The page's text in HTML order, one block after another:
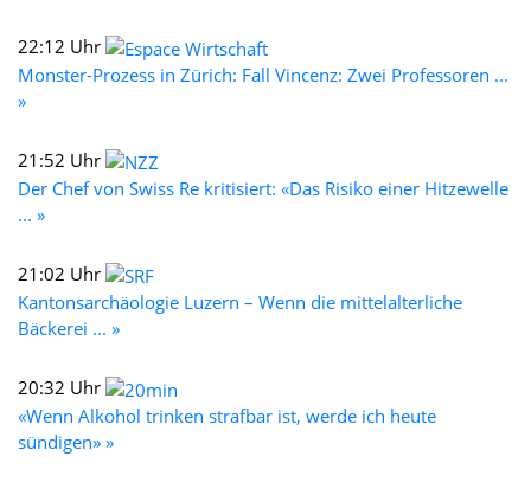
22:12 Uhr
Monster-Prozess in Zürich: Fall Vincenz: Zwei Professoren ...
»
21:52 Uhr
Der Chef von Swiss Re kritisiert: «Das Risiko einer Hitzewelle
... »
21:02 Uhr
Kantonsarchäologie Luzern – Wenn die mittelalterliche
Bäckerei ... »
20:32 Uhr
«Wenn Alkohol trinken strafbar ist, werde ich heute
sündigen» »